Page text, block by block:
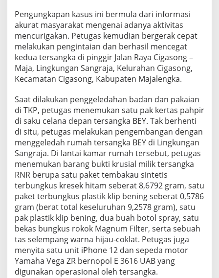
Pengungkapan kasus ini bermula dari informasi
akurat masyarakat mengenai adanya aktivitas
mencurigakan. Petugas kemudian bergerak cepat
melakukan pengintaian dan berhasil mencegat
kedua tersangka di pinggir Jalan Raya Cigasong –
Maja, Lingkungan Sangraja, Kelurahan Cigasong,
Kecamatan Cigasong, Kabupaten Majalengka.
Saat dilakukan penggeledahan badan dan pakaian
di TKP, petugas menemukan satu pak kertas pahpir
di saku celana depan tersangka BEY. Tak berhenti
di situ, petugas melakukan pengembangan dengan
menggeledah rumah tersangka BEY di Lingkungan
Sangraja. Di lantai kamar rumah tersebut, petugas
menemukan barang bukti krusial milik tersangka
RNR berupa satu paket tembakau sintetis
terbungkus kresek hitam seberat 8,6792 gram, satu
paket terbungkus plastik klip bening seberat 0,5786
gram (berat total keseluruhan 9,2578 gram), satu
pak plastik klip bening, dua buah botol spray, satu
bekas bungkus rokok Magnum Filter, serta sebuah
tas selempang warna hijau-coklat. Petugas juga
menyita satu unit iPhone 12 dan sepeda motor
Yamaha Vega ZR bernopol E 3616 UAB yang
digunakan operasional oleh tersangka.